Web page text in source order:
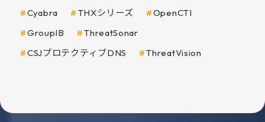
Cyabra
THXシリーズ
OpenCTI
GroupIB
ThreatSonar
CSJプロテクティブDNS
ThreatVision